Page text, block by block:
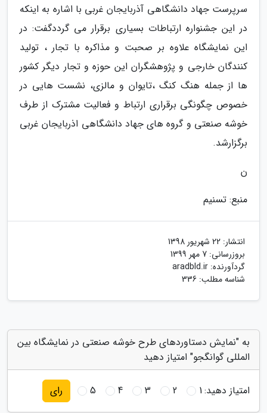
سرپرست جهاد دانشگاهی آذربایجان غربی با اشاره به اینکه
در این جشنواره ارتباطات بسیاری برقرار می گرددگفت: در
این نمایشگاه علاوه بر صحبت و مذاکره با تجار ، تولید
کنندگان خارجی و پژوهشگران این حوزه و تجار دیگر کشور
ها از جمله هنگ کنگ ،تایوان و مالزی، نشست هایی در
خصوص چگونگی برقراری ارتباط و فعالیت مشترک از طرف
خوشه صنعتی و گروه های جهاد دانشگاهی اذربایجان غربی
برگزارشد.
ن
منبع: تسنیم
انتشار: 22 شهریور 1398
بروزرسانی: 7 مهر 1399
گردآورنده: aradbld.ir
شناسه مطلب: 336
به "نمایش دستاوردهای طرح خوشه صنعتی در نمایشگاه بین
المللی گوانگجو" امتیاز دهید
امتیاز دهید:1
2
3
4
5 رای